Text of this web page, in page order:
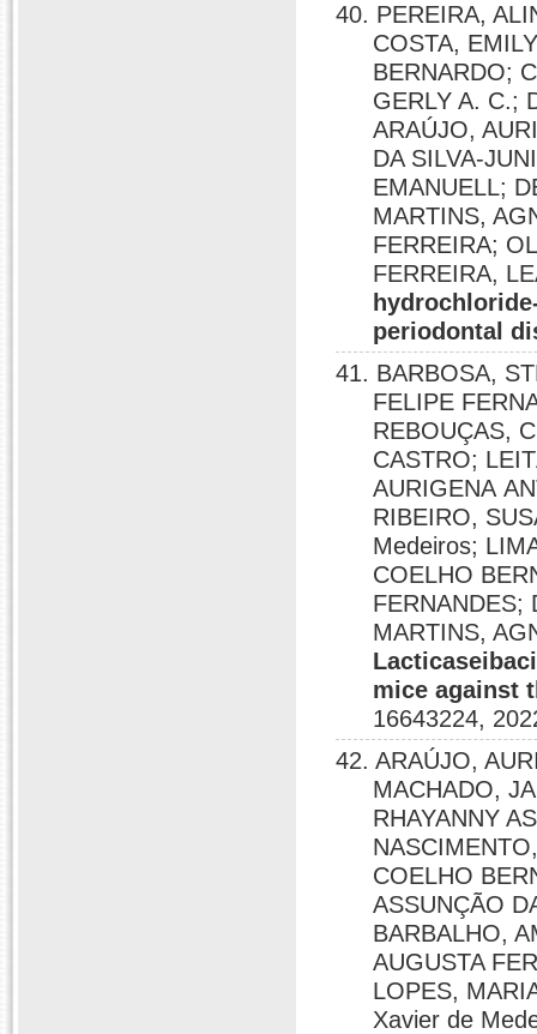
40. PEREIRA,
COSTA,
BERNARDO;
GERLY A. C.;
ARAÚJO,
DA SILVA-
EMANUELL;
MARTINS,
FERREIRA;
FERREIRA,
periodontal
41. BARBOSA,
FELIPE
REBOUÇAS,
CASTRO;
AURIGENA
RIBEIRO,
Medeiros;
COELHO
FERNANDES;
MARTINS,
mice against
16643224,
42. ARAÚJO,
MACHADO,
RHAYANNY
COELHO
ASSUNÇÃO
BARBALHO,
AUGUSTA
LOPES,
Xavier de